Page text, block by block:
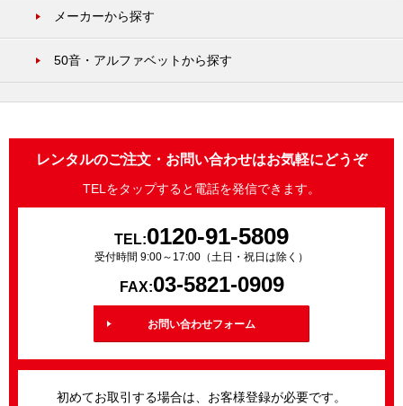
メーカーから探す
50音・アルファベットから探す
レンタルのご注文・お問い合わせはお気軽にどうぞ
TELをタップすると電話を発信できます。
TEL:0120-91-5809
受付時間 9:00～17:00（土日・祝日は除く）
FAX:03-5821-0909
お問い合わせフォーム
初めてお取引する場合は、お客様登録が必要です。